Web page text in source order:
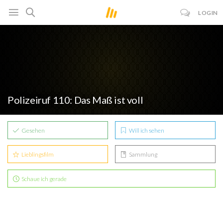
LOGIN
Polizeiruf 110: Das Maß ist voll
Gesehen Will ich sehen
Lieblingsfilm Sammlung
Schaue ich gerade